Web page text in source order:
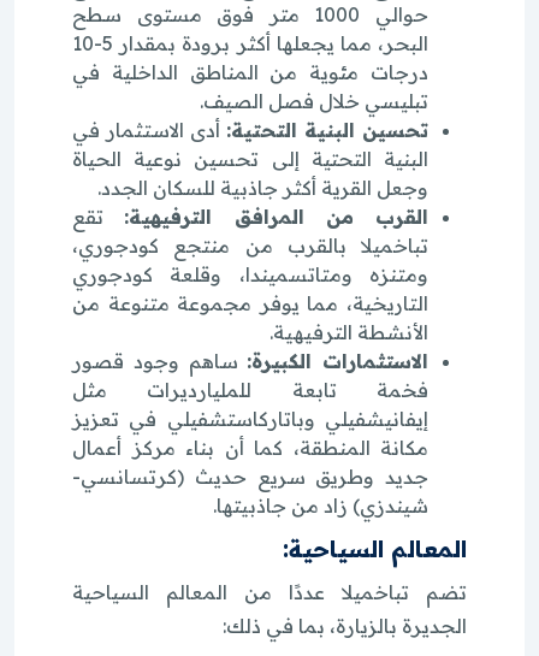
حوالي 1000 متر فوق مستوى سطح
البحر، مما يجعلها أكثر برودة بمقدار 5-10
درجات مئوية من المناطق الداخلية في
تبليسي خلال فصل الصيف.
تحسين البنية التحتية: أدى الاستثمار في
البنية التحتية إلى تحسين نوعية الحياة
وجعل القرية أكثر جاذبية للسكان الجدد.
القرب من المرافق الترفيهية: تقع
تباخميلا بالقرب من منتجع كودجوري،
ومتنزه ومتاتسميندا، وقلعة كودجوري
التاريخية، مما يوفر مجموعة متنوعة من
الأنشطة الترفيهية.
الاستثمارات الكبيرة: ساهم وجود قصور
فخمة تابعة للمليارديرات مثل
إيفانيشفيلي وباتاركاستشفيلي في تعزيز
مكانة المنطقة، كما أن بناء مركز أعمال
جديد وطريق سريع حديث (كرتسانسي-
شيندزي) زاد من جاذبيتها.
المعالم السياحية:
تضم تباخميلا عددًا من المعالم السياحية
الجديرة بالزيارة، بما في ذلك: